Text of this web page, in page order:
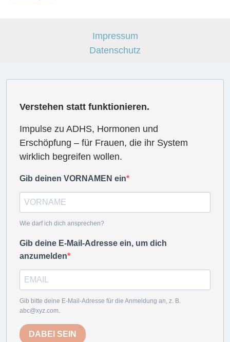
Impressum
Datenschutz
Verstehen statt funktionieren.
Impulse zu ADHS, Hormonen und
Erschöpfung – für Frauen, die ihr System
wirklich begreifen wollen.
Gib deinen VORNAMEN ein
Wie darf ich dich ansprechen?
Gib deine E-Mail-Adresse ein, um dich
anzumelden
Gib bitte deine E-Mail-Adresse für die Anmeldung an, z. B.
abc@xyz.com.
DABEI SEIN